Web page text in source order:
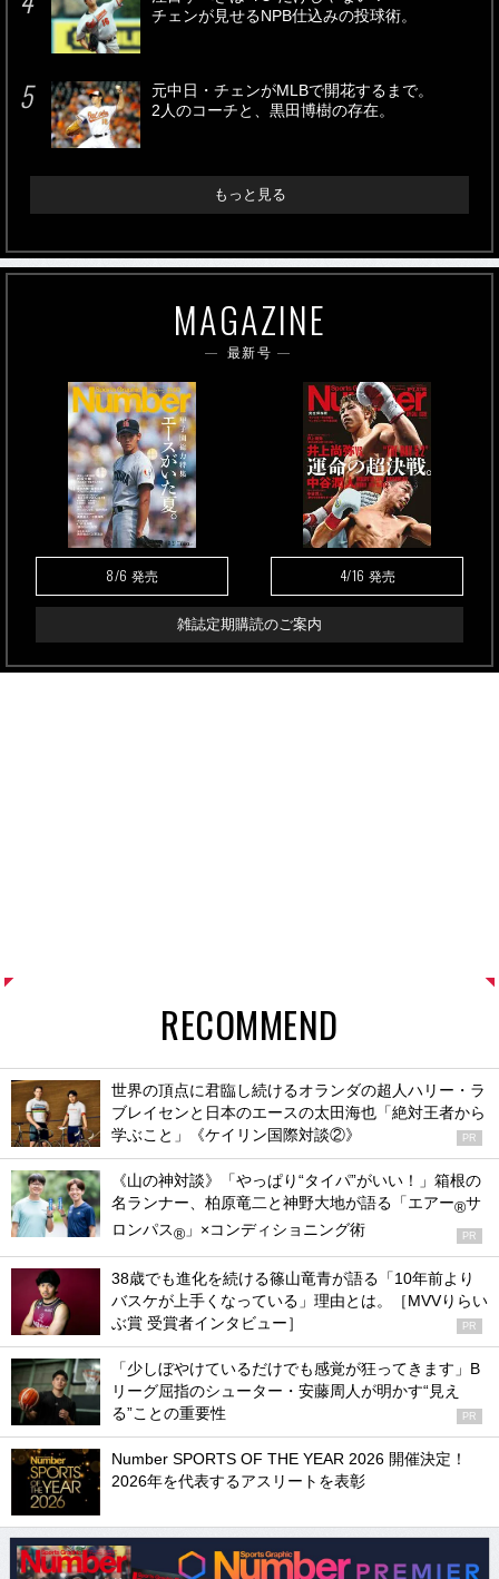
チェンが見せるNPB仕込みの投球術。
元中日・チェンがMLBで開花するまで。
2人のコーチと、黒田博樹の存在。
もっと見る
MAGAZINE
最新号
8/6 発売 4/16 発売
雑誌定期購読のご案内
RECOMMEND
世界の頂点に君臨し続けるオランダの超人ハリー・ラ
ブレイセンと日本のエースの太田海也「絶対王者から
学ぶこと」《ケイリン国際対談②》
PR
《山の神対談》「やっぱり“タイパ”がいい！」箱根の
名ランナー、柏原竜二と神野大地が語る「エアー®サ
ロンパス® 」×コンディショニング術 PR
38歳でも進化を続ける篠山竜青が語る「10年前より
バスケが上手くなっている」理由とは。［MVVりらい
ぶ賞 受賞者インタビュー］
PR
「少しぼやけているだけでも感覚が狂ってきます」B
リーグ屈指のシューター・安藤周人が明かす“見え
る”ことの重要性
PR
Number SPORTS OF THE YEAR 2026 開催決定！
2026年を代表するアスリートを表彰